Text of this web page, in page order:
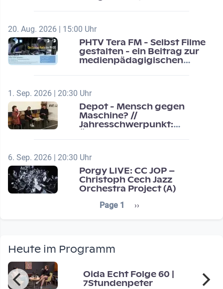
20. Aug. 2026 | 15:00 Uhr
PHTV Tera FM - Selbst Filme
gestalten - ein Beitrag zur
medienpädagigischen
1. Sep. 2026 | 20:30 Uhr
Depot - Mensch gegen
Maschine? //
Jahresschwerpunkt:
6. Sep. 2026 | 20:30 Uhr
Porgy LIVE: CC JOP –
Christoph Cech Jazz
Orchestra Project (A)
Seitennummerierung
Page 1 Next page
››
Heute im Programm
Oida Echt Folge 60 |
7Stundenpeter